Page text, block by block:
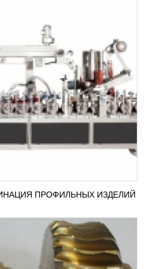
ПРОФИЛЬНЫХ ИЗДЕЛИЙ
МЕТАЛЛА
металлического
нашего ресурса вы можете